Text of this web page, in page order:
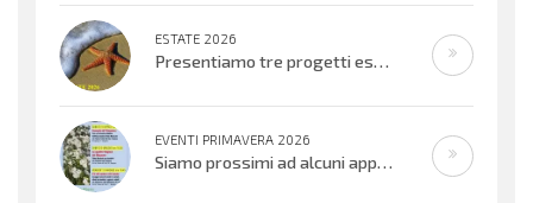
ESTATE 2026
Presentiamo tre progetti estivi che si svolgeranno nell’ultima settimana di
EVENTI PRIMAVERA 2026
Siamo prossimi ad alcuni appuntamenti musicali offerti dai bambini, ragazzi e adulti che cantano e suonano. Si inizierà con il